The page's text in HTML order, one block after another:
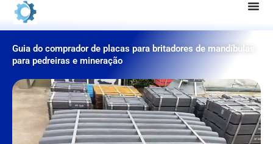
Pular
para
conteúdo
Guia do comprador de placas para britadores de mandíbulas
para pedreiras e mineração